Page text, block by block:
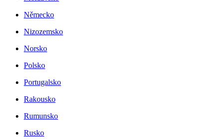
Německo
Nizozemsko
Norsko
Polsko
Portugalsko
Rakousko
Rumunsko
Rusko